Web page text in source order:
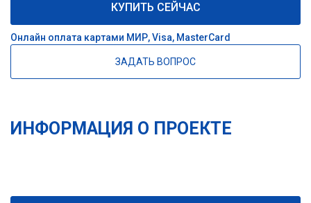
КУПИТЬ СЕЙЧАС
Онлайн оплата картами МИР, Visa, MasterCard
ЗАДАТЬ ВОПРОС
ИНФОРМАЦИЯ О ПРОЕКТЕ